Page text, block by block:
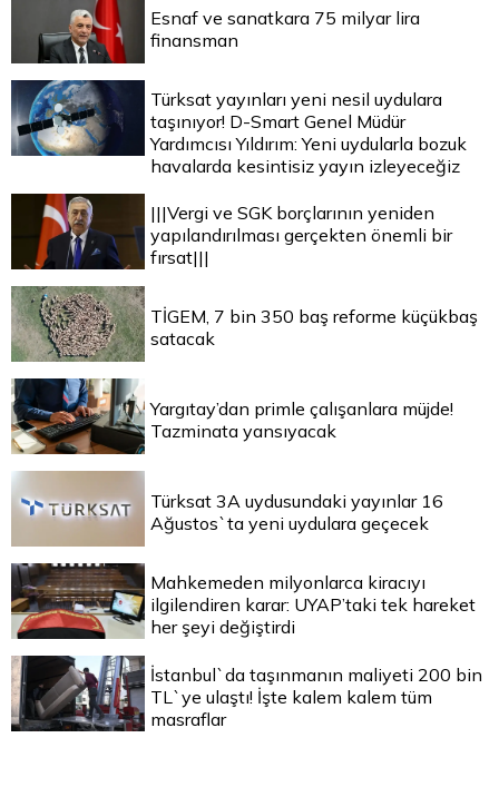
Esnaf ve sanatkara 75 milyar lira
finansman
Türksat yayınları yeni nesil uydulara
taşınıyor! D-Smart Genel Müdür
Yardımcısı Yıldırım: Yeni uydularla bozuk
havalarda kesintisiz yayın izleyeceğiz
|||Vergi ve SGK borçlarının yeniden
yapılandırılması gerçekten önemli bir
fırsat|||
TİGEM, 7 bin 350 baş reforme küçükbaş
satacak
Yargıtay’dan primle çalışanlara müjde!
Tazminata yansıyacak
Türksat 3A uydusundaki yayınlar 16
Ağustos`ta yeni uydulara geçecek
Mahkemeden milyonlarca kiracıyı
ilgilendiren karar: UYAP’taki tek hareket
her şeyi değiştirdi
İstanbul`da taşınmanın maliyeti 200 bin
TL`ye ulaştı! İşte kalem kalem tüm
masraflar